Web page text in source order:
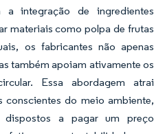
a integração de ingredientes
materiais como polpa de frutas
os fabricantes não apenas
também apoiam ativamente os
Essa abordagem atrai
conscientes do meio ambiente,
dispostos a pagar um preço